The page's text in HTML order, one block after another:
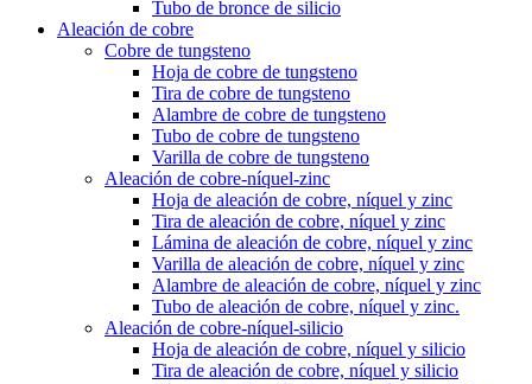
Tubo de bronce de silicio
Aleación de cobre
Cobre de tungsteno
Hoja de cobre de tungsteno
Tira de cobre de tungsteno
Alambre de cobre de tungsteno
Tubo de cobre de tungsteno
Varilla de cobre de tungsteno
Aleación de cobre-níquel-zinc
Hoja de aleación de cobre, níquel y zinc
Tira de aleación de cobre, níquel y zinc
Lámina de aleación de cobre, níquel y zinc
Varilla de aleación de cobre, níquel y zinc
Alambre de aleación de cobre, níquel y zinc
Tubo de aleación de cobre, níquel y zinc.
Aleación de cobre-níquel-silicio
Hoja de aleación de cobre, níquel y silicio
Tira de aleación de cobre, níquel y silicio